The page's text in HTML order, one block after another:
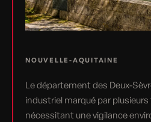
NOUVELLE-AQUITAINE
Le département des Deux-
industriel marqué par
nécessitant une vigilance